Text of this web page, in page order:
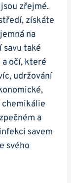
zřejmé.
získáte
na
savu také
očí, které
udržování
a
savem
svého